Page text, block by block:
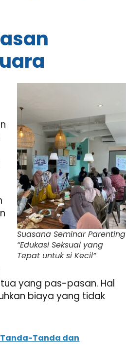
Suasana Seminar Parenting
“Edukasi Seksual yang
Tepat untuk si Kecil”
yang pas-pasan. Hal
biaya yang tidak
Tanda-Tanda dan